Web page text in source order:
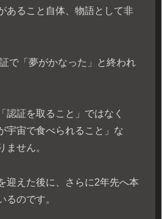
あること自体、物語として非
で「夢がかなった」と終われ
認証を取ること」ではなく
宇宙で食べられること」な
ません。
迎えた後に、さらに2年先へ本
るのです。